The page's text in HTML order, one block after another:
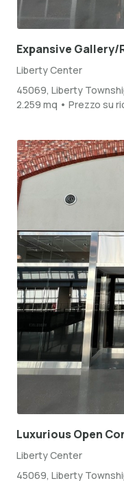
Expansive Gallery/
Liberty Center
45069, Liberty
2.259 mq • Prezzo su
Luxurious Open
Liberty Center
45069, Liberty